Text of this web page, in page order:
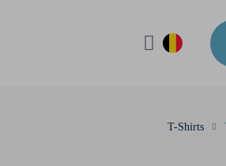
T-Shirts